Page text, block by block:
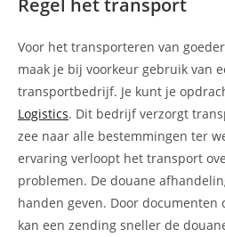
Regel het transport
Voor het transporteren van
maak je bij voorkeur gebruik van
transportbedrijf. Je kunt je
Logistics. Dit bedrijf verzorgt
zee naar alle bestemmingen ter
ervaring verloopt het transport
problemen. De douane
handen geven. Door
kan een zending sneller de